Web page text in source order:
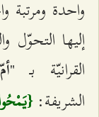
واحدة
إليها التحوّل
القرانيّة بـ "
الشريفة: